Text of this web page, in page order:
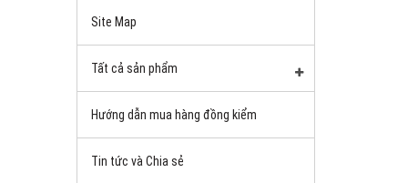
Site Map
Tất cả sản phẩm
Hướng dẫn mua hàng đồng kiểm
Tin tức và Chia sẻ